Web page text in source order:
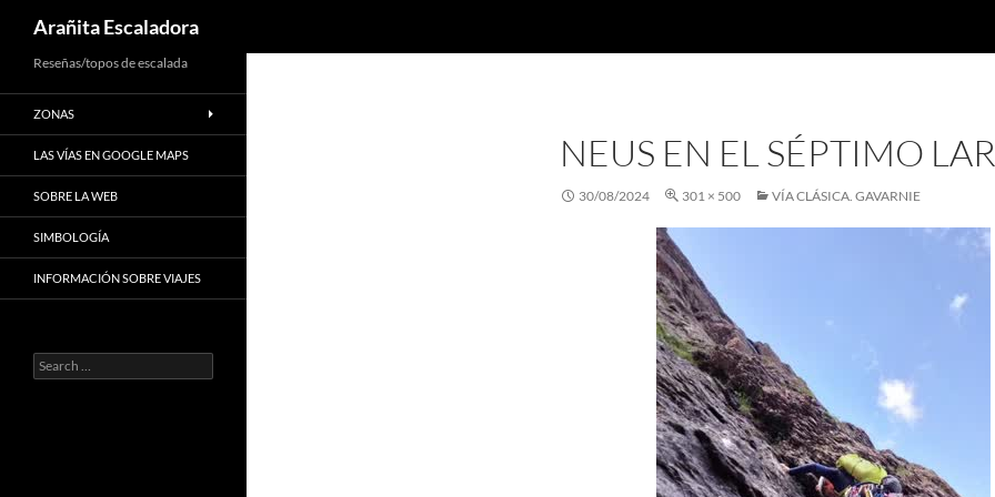
to
content
Arañita Escaladora
NEUS EN EL SÉPTIMO
30/08/2024 301 × 500 VÍA CLÁSICA. GAVARNIE
Reseñas/topos de escalada
ZONAS
LAS VÍAS EN GOOGLE MAPS
SOBRE LA WEB
SIMBOLOGÍA
INFORMACIÓN SOBRE VIAJES
Search
for: